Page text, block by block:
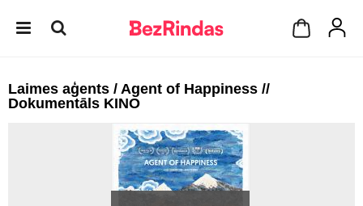
Laimes aģents / Agent of Happiness //
Dokumentāls KINO